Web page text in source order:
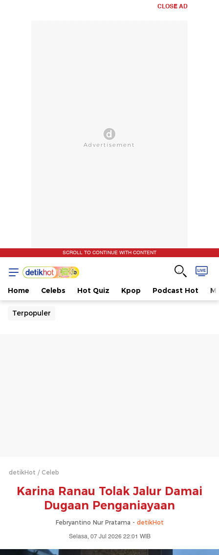
CLOSE AD
SCROLL TO CONTINUE WITH CONTENT
Home Celebs Hot Quiz Kpop Podcast Hot
Terpopuler
detikHot Celeb
Karina Ranau Tolak Jalur Damai
Dugaan Penganiayaan
Febryantino Nur Pratama - detikHot
Selasa, 07 Jul 2026 22:01 WIB